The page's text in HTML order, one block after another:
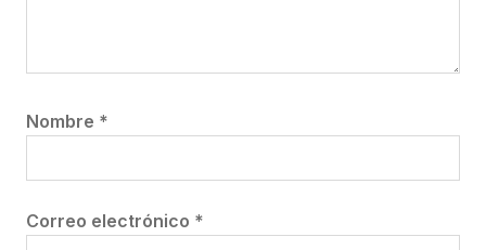
Nombre *
Correo electrónico *